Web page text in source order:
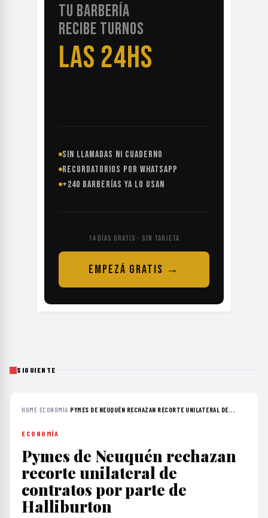
TU BARBERÍA
RECIBE TURNOS
LAS 24HS
SIN LLAMADAS NI CUADERNO
RECORDATORIOS POR WHATSAPP
+240 BARBERÍAS YA LO USAN
14 DÍAS GRATIS · SIN TARJETA
EMPEZÁ GRATIS →
SIGUIENTE
HOME›ECONOMÍA›PYMES DE NEUQUÉN RECHAZAN RECORTE UNILATERAL DE...
ECONOMÍA
Pymes de Neuquén rechazan
recorte unilateral de
contratos por parte de
Halliburton